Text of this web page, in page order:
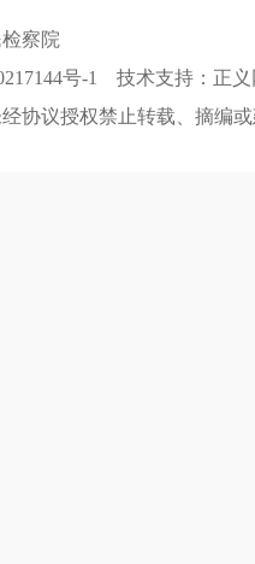
察院
号-1 技术支持：正义
协议授权禁止转载、摘编